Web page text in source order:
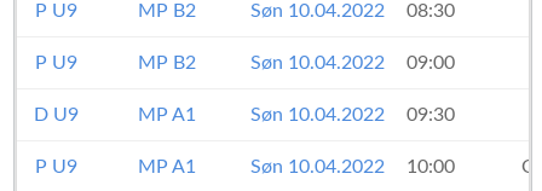
P U9 MP B2 Søn 10.04.2022 08:30
P U9 MP B2 Søn 10.04.2022 09:00
D U9 MP A1 Søn 10.04.2022 09:30
P U9 MP A1 Søn 10.04.2022 10:00